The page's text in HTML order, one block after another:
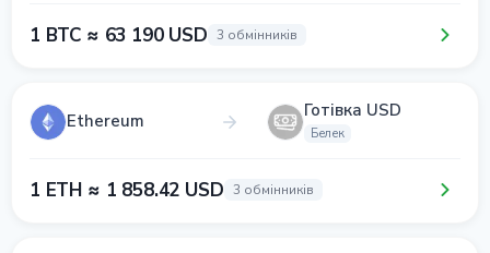
1 BTC ≈ 63 190 USD 3 обмінників
Ethereum Готівка USD
Белек
1 ETH ≈ 1 858.42 USD 3 обмінників